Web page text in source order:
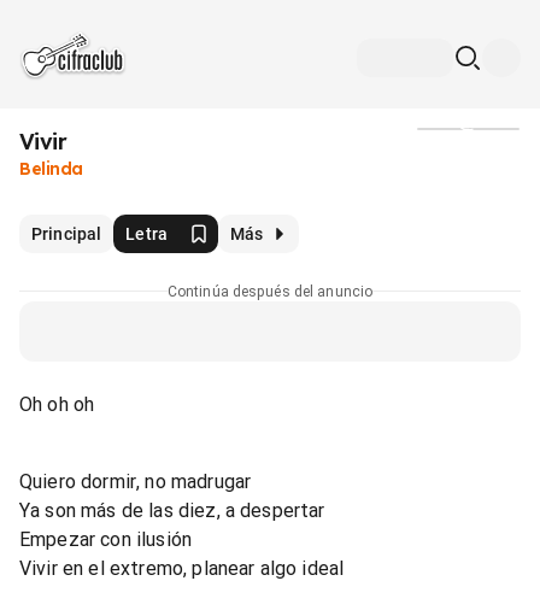
Vivir
Belinda
Principal Letra Más
Continúa después del anuncio
Oh oh oh
Quiero dormir, no madrugar
Ya son más de las diez, a despertar
Empezar con ilusión
Vivir en el extremo, planear algo ideal